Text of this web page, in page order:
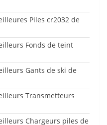
Piles cr2032 de
Fonds de teint
Gants de ski de
Transmetteurs
Chargeurs piles de